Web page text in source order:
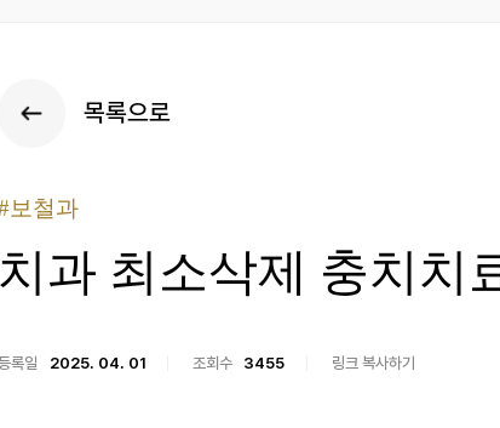
목록으로
보철과
치과 최소삭제 충치치
록일 2025. 04. 01 조회수 3455 링크 복사하기